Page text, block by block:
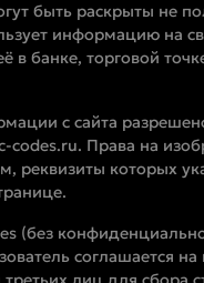
быть раскрыты не
информацию на
в банке, торговой
с сайта
codes.ru. Права на
реквизиты которых
(без
соглашается на